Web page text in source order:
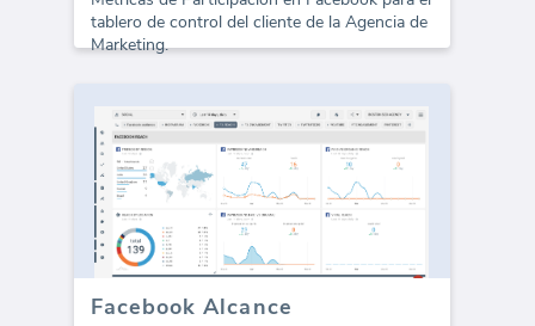
tablero de control del cliente de la Agencia de
Marketing.
Facebook Alcance